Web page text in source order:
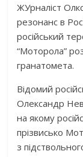
ЖУрналіст
резонанс в
російський
“Моторола”
гранатомета.
Відомий
Олександр
на якому
прізвисько
з